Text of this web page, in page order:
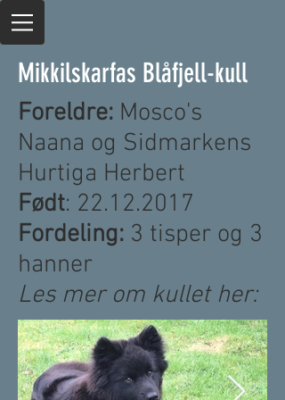
Mikkilskarfas Blåfjell-kull
Foreldre: Mosco's
Naana og Sidmarkens
Hurtiga Herbert
Født: 22.12.2017
Fordeling: 3 tisper og 3
hanner
Les mer om kullet her: